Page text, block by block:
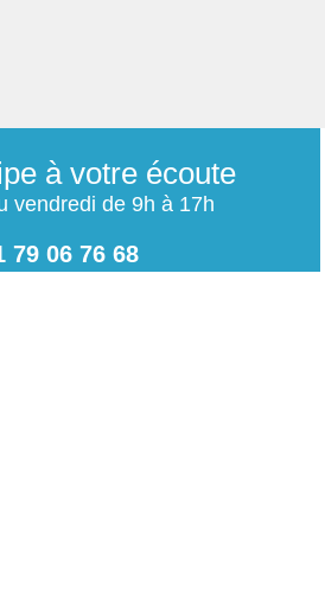
à votre écoute
vendredi de 9h à 17h
79 06 76 68